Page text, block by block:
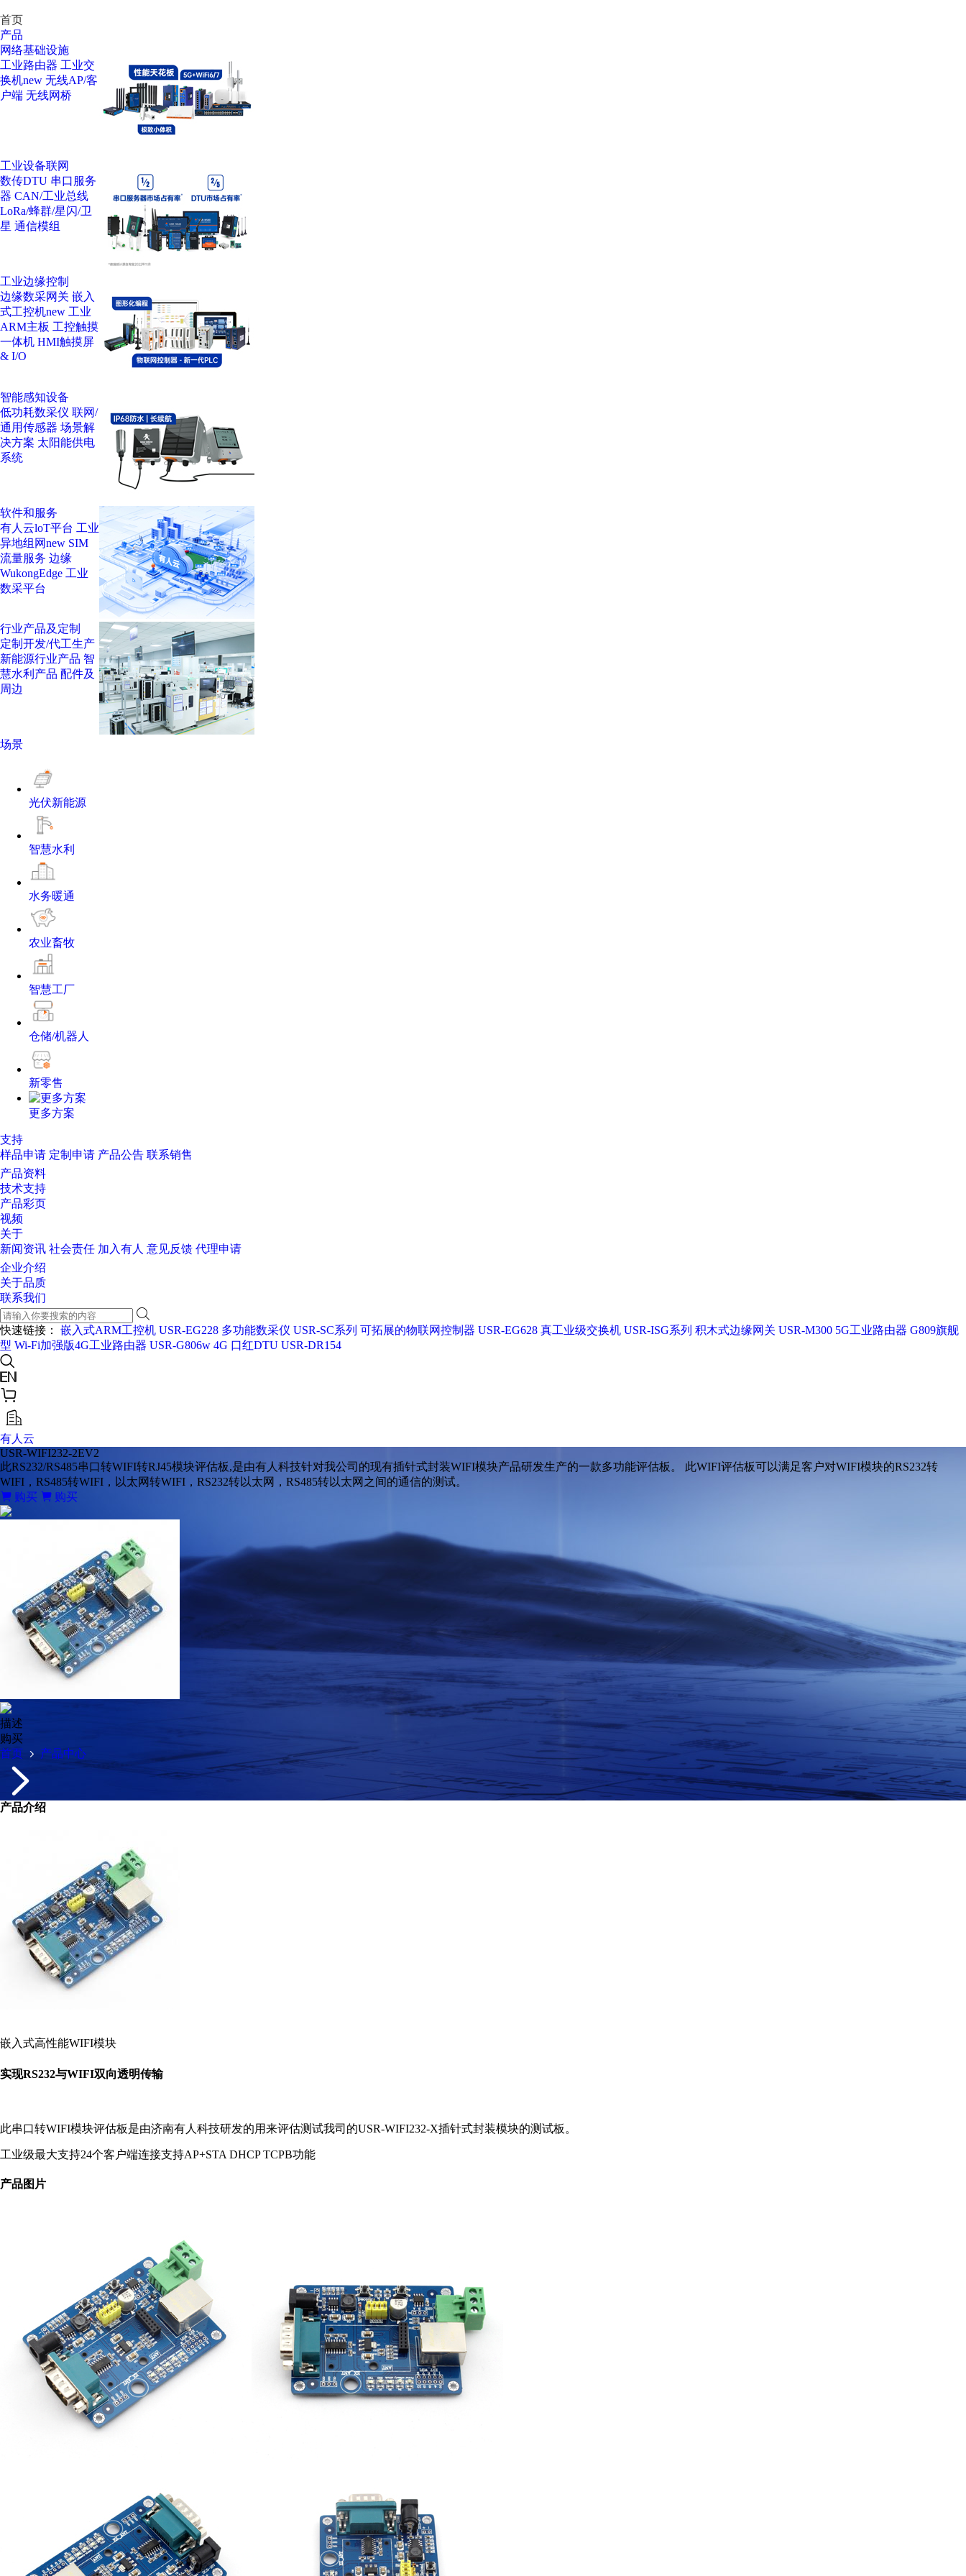
首页
产品
网络基础设施
工业路由器 工业交
换机new 无线AP/客
户端 无线网桥
工业设备联网
数传DTU 串口服务
器 CAN/工业总线
LoRa/蜂群/星闪/卫
星 通信模组
工业边缘控制
边缘数采网关 嵌入
式工控机new 工业
ARM主板 工控触摸
一体机 HMI触摸屏
& I/O
智能感知设备
低功耗数采仪 联网/
通用传感器 场景解
决方案 太阳能供电
系统
软件和服务
有人云loT平台 工业
异地组网new SIM
流量服务 边缘
WukongEdge 工业
数采平台
行业产品及定制
定制开发/代工生产
新能源行业产品 智
慧水利产品 配件及
周边
场景
光伏新能源
智慧水利
水务暖通
农业畜牧
智慧工厂
仓储/机器人
新零售
更多方案
支持
样品申请 定制申请 产品公告 联系销售
产品资料
技术支持
产品彩页
视频
关于
新闻资讯 社会责任 加入有人 意见反馈 代理申请
企业介绍
关于品质
联系我们
快速链接： 嵌入式ARM工控机 USR-EG228 多功能数采仪 USR-SC系列 可拓展的物联网控制器 USR-EG628 真工业级交换机 USR-ISG系列 积木式边缘网关 USR-M300 5G工业路由器 G809旗舰
型 Wi-Fi加强版4G工业路由器 USR-G806w 4G 口红DTU USR-DR154
有人云
USR-WIFI232-2EV2
此RS232/RS485串口转WIFI转RJ45模块评估板,是由有人科技针对我公司的现有插针式封装WIFI模块产品研发生产的一款多功能评估板。 此WIFI评估板可以满足客户对WIFI模块的RS232转
WIFI，RS485转WIFI，以太网转WIFI，RS232转以太网，RS485转以太网之间的通信的测试。
购买
购买
描述
购买
首页
产品中心
产品介绍
嵌入式高性能WIFI模块
实现RS232与WIFI双向透明传输
此串口转WIFI模块评估板是由济南有人科技研发的用来评估测试我司的USR-WIFI232-X插针式封装模块的测试板。
工业级最大支持24个客户端连接支持AP+STA DHCP TCPB功能
产品图片